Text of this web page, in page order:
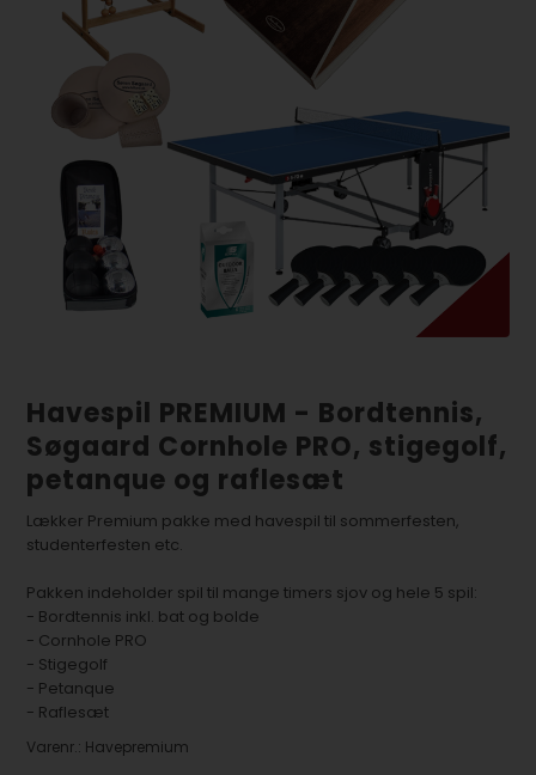
Havespil PREMIUM - Bordtennis,
Søgaard Cornhole PRO, stigegolf,
petanque og raflesæt
Lækker Premium pakke med havespil til sommerfesten,
studenterfesten etc.
Pakken indeholder spil til mange timers sjov og hele 5 spil:
- Bordtennis inkl. bat og bolde
- Cornhole PRO
- Stigegolf
- Petanque
- Raflesæt
Varenr.: Havepremium